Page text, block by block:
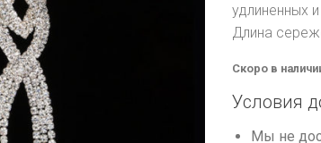
удлиненных
Длина
Скоро в
Условия
Мы не